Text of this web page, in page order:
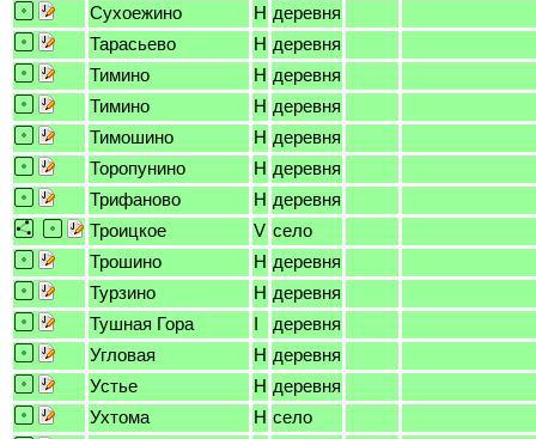
Сухоежино
H деревня
Тарасьево
H деревня
Тимино
H деревня
Тимино
H деревня
Тимошино
H деревня
Торопунино
H деревня
Трифаново
H деревня
Троицкое
V село
Трошино
H деревня
Турзино
H деревня
Тушная Гора
I
деревня
Угловая
H деревня
Устье
H деревня
Ухтома
H село